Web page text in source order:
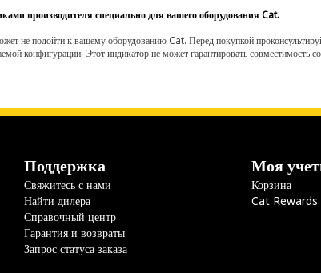
производителя специально для вашего оборудования Cat.
не подойти к вашему оборудованию Cat. Перед покупкой
конфигурации. Этот индикатор не может гарантировать совместимость
Поддержка
Свяжитесь с нами
Найти дилера
Справочный центр
Гарантия и возвраты
Запрос статуса заказа
Моя
Корзина
Cat Rewards